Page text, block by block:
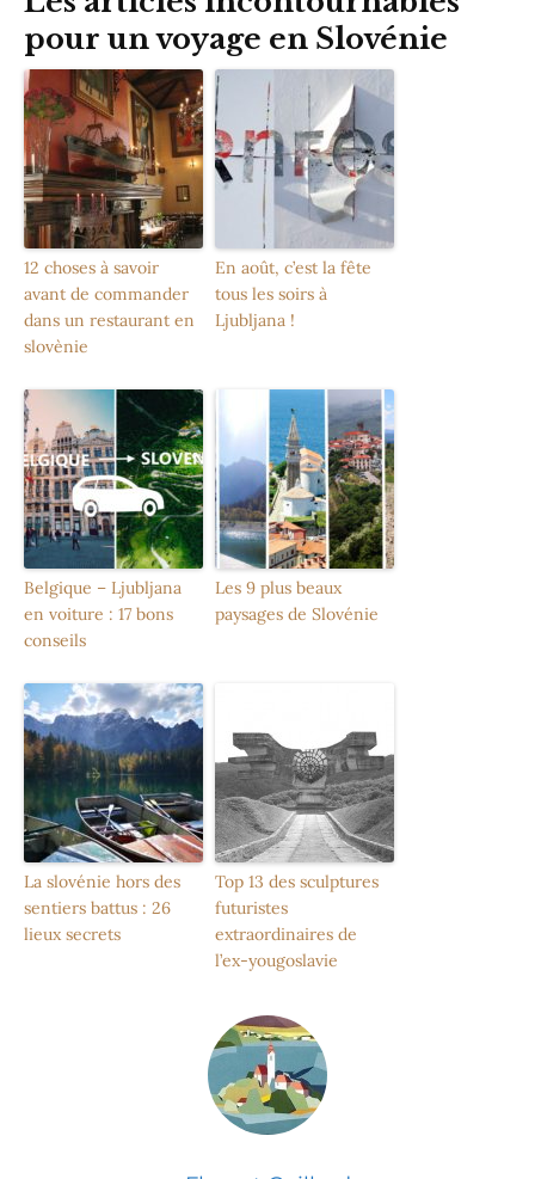
pour un voyage en Slovénie
12 choses à savoir
avant de commander
dans un restaurant en
slovènie
En août, c’est la fête
tous les soirs à
Ljubljana !
Belgique – Ljubljana
en voiture : 17 bons
conseils
Les 9 plus beaux
paysages de Slovénie
La slovénie hors des
sentiers battus : 26
lieux secrets
Top 13 des sculptures
futuristes
extraordinaires de
l’ex-yougoslavie